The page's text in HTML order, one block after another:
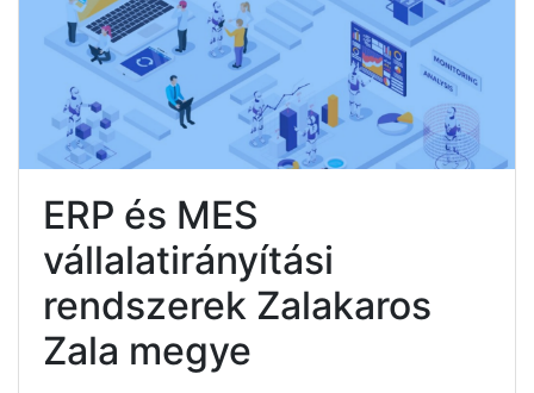
ERP és MES
vállalatirányítási
rendszerek Zalakaros
Zala megye